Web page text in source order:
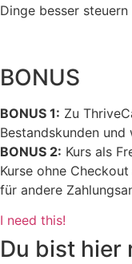
Dinge besser steuern
BONUS
BONUS 1: Zu
Bestandskunden
BONUS 2: Kurs als
Kurse ohne
für andere
I need this!
Du bist hier